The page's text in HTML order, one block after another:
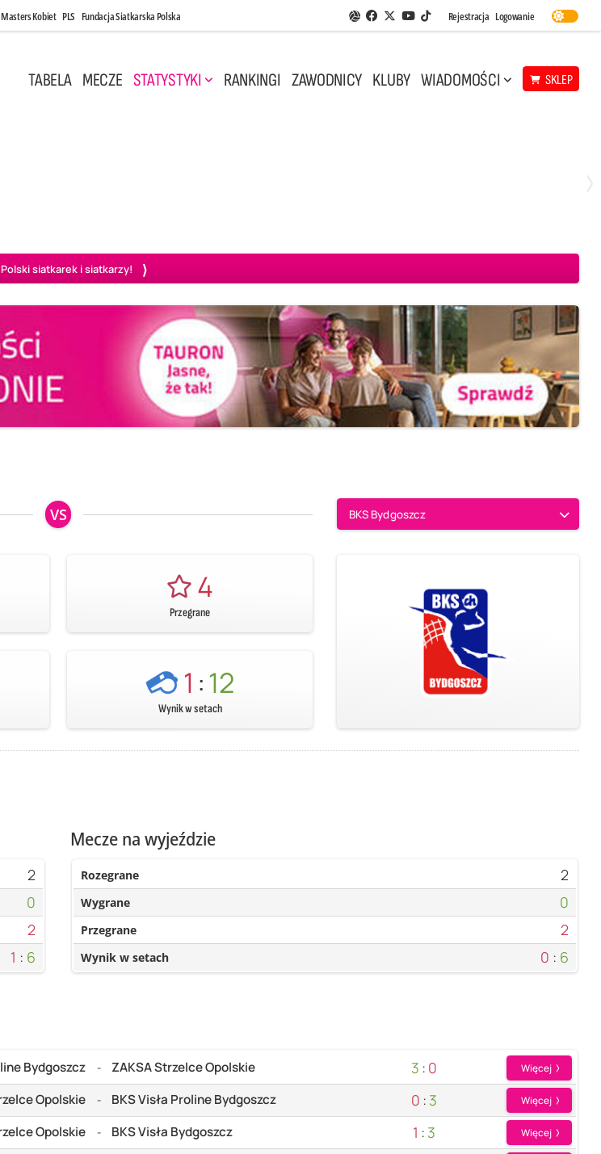
Kobiet PLS Fundacja Siatkarska Polska Aplikacja Siatkarskie Ligi
Facebook
Twitter
Youtube
TikTok
Rejestracja Logowanie
TABELA MECZE STATYSTYKI RANKINGI ZAWODNICY KLUBY WIADOMOŚCI SKLEP
siatkarek i siatkarzy!
VS BKS Bydgoszcz
4
Przegrane
1 :12
Wynik w setach
2
0
2
1 : 6
Mecze na wyjeździe
Rozegrane 2
Wygrane 0
Przegrane 2
Wynik w setach 0 : 6
Bydgoszcz - ZAKSA Strzelce Opolskie 3 : 0 Więcej
Opolskie - BKS Visła Proline Bydgoszcz 0 : 3 Więcej
Opolskie - BKS Visła Bydgoszcz 1 : 3 Więcej